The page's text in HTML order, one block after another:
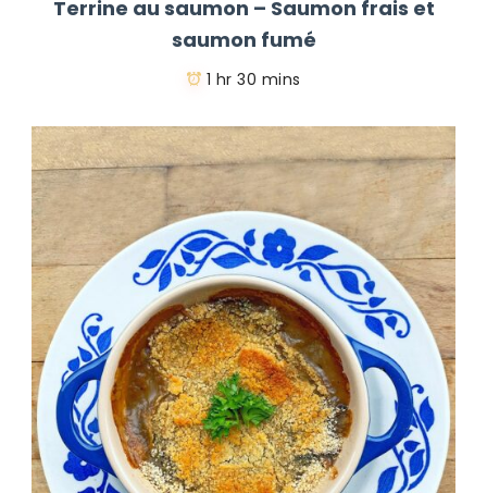
Terrine au saumon – Saumon frais et
saumon fumé
1 hr 30 mins